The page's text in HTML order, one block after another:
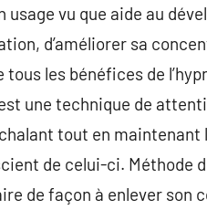
usage vu que aide au
d’améliorer sa
les bénéfices de
une technique de
tout en maintenant
de celui-ci. Méthode
de façon à enlever son